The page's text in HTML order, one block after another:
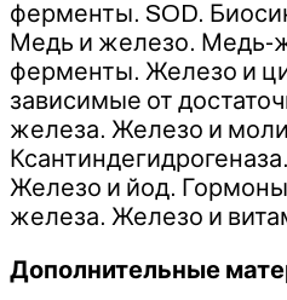
ферменты. SOD.
Медь и железо. Медь-
ферменты. Железо и
зависимые от
железа. Железо и
Железо и йод.
железа. Железо и
Дополнительные